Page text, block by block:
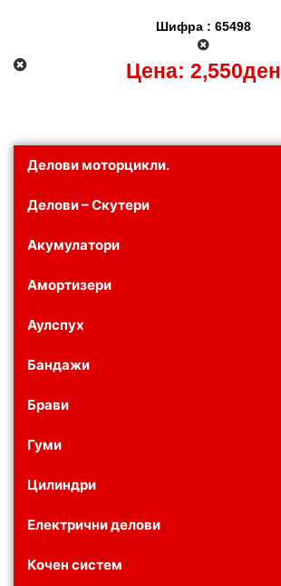
Делови моторцикли.
Делови – Скутери
Акумулатори
Амортизери
Аулспух
Бандажи
Брави
Гуми
Цилиндри
Електрични делови
Кочен систем
Шифра : 65498
Цена: 2,550ден